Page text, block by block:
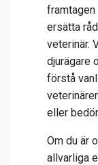
ersätta
veterinär.
djurägare
förstå
eller
Om du är
allvarliga